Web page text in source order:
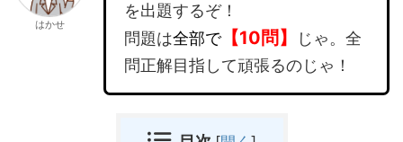
はかせ
を出題するぞ！
問題は全部で【10問】
じゃ。全
問正解目指して頑張るのじゃ！